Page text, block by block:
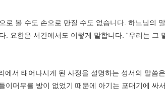
볼 수도 손으로 만질 수도 없습니다. 하느님의
요한은 서간에서도 이렇게 말합니다. “우리는 그
서 태어나시게 된 사정을 설명하는 성서의 말씀
머무를 방이 없었기 때문에 아기는 포대기에 싸